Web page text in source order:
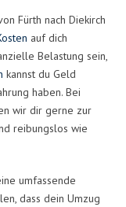
Fürth nach Diekirch
auf dich
Belastung sein,
kannst du Geld
haben. Bei
wir dir gerne zur
reibungslos wie
umfassende
dass dein Umzug